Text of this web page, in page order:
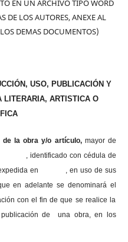
EN UN ARCHIVO TIPO WORD
DE LOS AUTORES, ANEXE AL
DEMAS DOCUMENTOS)
USO, PUBLICACIÓN Y
LITERARIA, ARTISTICA O
de la obra y/o artículo, mayor de
identificado con cédula de
en , en uso de sus
en adelante se denominará el
con el fin de que se realice la
publicación de una obra, en los